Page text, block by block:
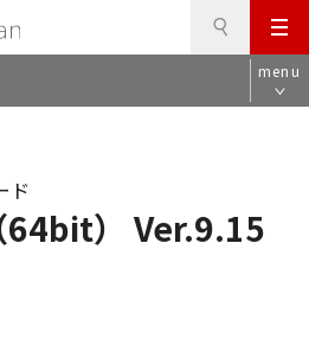
メ
ニ
ュ
menu
） Ver.9.15
ド